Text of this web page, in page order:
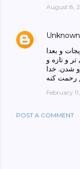
August 8,
Unknown
و بعدا
و تازه و
شدن. خدا
February
POST A COMMENT